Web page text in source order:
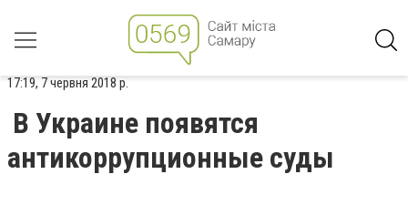
17:19, 7 червня 2018 р.
В Украине появятся
антикоррупционные суды